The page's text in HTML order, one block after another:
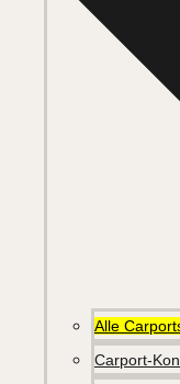
Alle
Carport-